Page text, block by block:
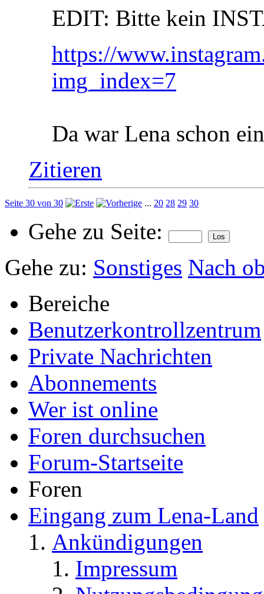
EDIT: Bitte kein
https://
img_index=7
Da war Lena schon
Zitieren
Seite 30 von 30 ... 20 28 29 30
Gehe zu Seite:
Gehe zu: Sonstiges Nach
Bereiche
Benutzerkontrollzentrum
Private Nachrichten
Abonnements
Wer ist online
Foren durchsuchen
Forum-Startseite
Foren
Eingang zum Lena-Land
Ankündigungen
Impressum